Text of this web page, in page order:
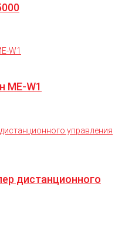
ME-W1
дистанционного